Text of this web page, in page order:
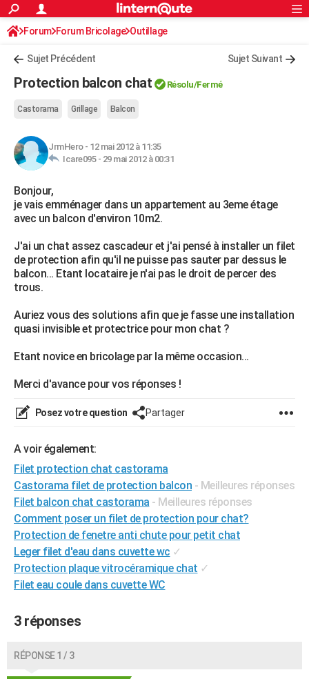
ACTUALITÉS
Politique
Société
Faits Divers
Education
Monde
Villes
+
Essais
Réserver un essai
Citadines
Berlines
SUV
Forum auto
+HIGH-TECH
BRICOLAGE
Forum
Aménagement intérieur
Extérieur
Cuisine
Salle de bains
Jardinage
Rangement
WEEK-END
LIFESTYLE
Art de vivre
Bien-être
Loisirs
Mode
Modes de vie
SANTE
Alimentation
Guide de la santé
Maladies
Médicaments
Sommeil
Destinations
City break
Voyage nature
Voyage de noces
Forum
PHOTO
GUIDES D'ACHAT
BONS PLANS
CARTE DE VOEUX
Dictionnaire
Biographies
Citations
Expressions
Proverbes
PROGRAMME TV
COPAINS D'AVANT
S'inscrire
Se connecter
Lycées
Collèges
Primaires
Universités
Entreprises
Service militaire
Avis de recherche
AVIS DE DÉCÈS
FORUM
Bricolage
Lifestyle
Culture
Sport
Auto
Television
Voyage
Cinema
S'inscrire
Connexion
Forum Forum Bricolage Outillage
Sujet Précédent Sujet Suivant
Protection balcon chat Résolu/Fermé
Castorama Grillage Balcon
JrmHero- 12 mai 2012 à 11:35
Icare095 - 29 mai 2012 à 00:31
Bonjour,
je vais emménager dans un appartement au 3eme étage
avec un balcon d'environ 10m2.
J'ai un chat assez cascadeur et j'ai pensé à installer un filet
de protection afin qu'il ne puisse pas sauter par dessus le
balcon... Etant locataire je n'ai pas le droit de percer des
trous.
Auriez vous des solutions afin que je fasse une installation
quasi invisible et protectrice pour mon chat ?
Etant novice en bricolage par la même occasion...
Merci d'avance pour vos réponses !
Posez votre question Partager
A voir également:
Filet protection chat castorama
Castorama filet de protection balcon - Meilleures réponses
Filet balcon chat castorama - Meilleures réponses
Comment poser un filet de protection pour chat?
Protection de fenetre anti chute pour petit chat
Leger filet d'eau dans cuvette wc ✓
Protection plaque vitrocéramique chat ✓
Filet eau coule dans cuvette WC
3 réponses
RÉPONSE 1 / 3